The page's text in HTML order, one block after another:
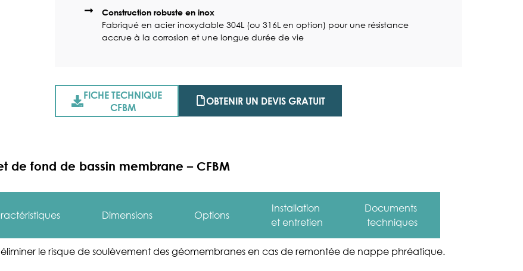
Construction robuste en inox
Fabriqué en acier inoxydable 304L (ou 316L en option) pour une résistance
accrue à la corrosion et une longue durée de vie
FICHE TECHNIQUE
CFBM
OBTENIR UN DEVIS GRATUIT
de fond de bassin membrane – CFBM
Dimensions Options
Installation
et entretien
Documents
techniques
le risque de soulèvement des géomembranes en cas de remontée de nappe phréatique.